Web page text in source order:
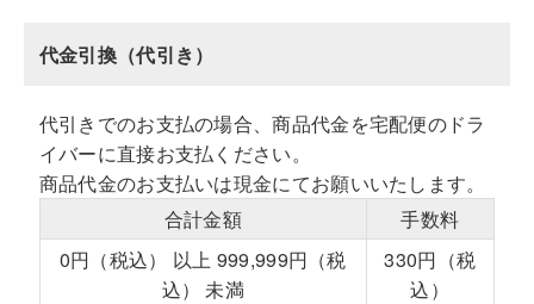
代金引換（代引き）
代引きでのお支払の場合、商品代金を宅配便のドラ
イバーに直接お支払ください。
商品代金のお支払いは現金にてお願いいたします。
合計金額
手数料
0円（税込） 以上 999,999円（税
込） 未満
330円（税
込）